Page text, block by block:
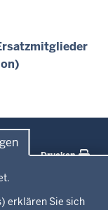
erklären Sie sich
Drucken